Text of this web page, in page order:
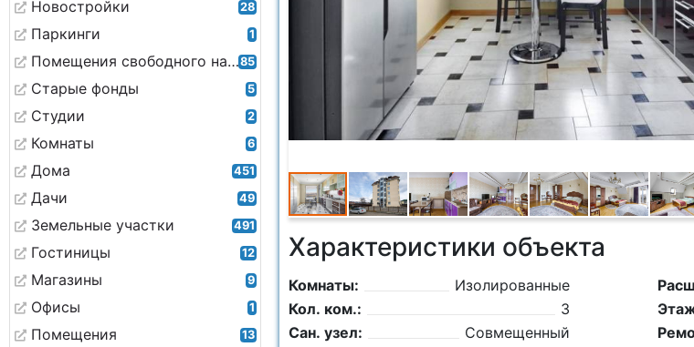
Новостройки 28
Паркинги 1
Помещения свободного назначения85
Старые фонды 5
Студии 2
Комнаты 6
Дома 451
Дачи 49
Земельные участки 491
Гостиницы 12
Магазины 9
Офисы 1
Помещения 13
Характеристики объекта
Комнаты:
Изолированные
Кол. ком.:
3
Сан. узел:
Совмещенный